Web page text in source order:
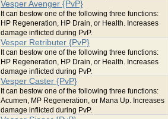
Vesper Avenger {PvP}
It can bestow one of the following three functions:
HP Regeneration, HP Drain, or Health. Increases
damage inflicted during PvP.
Vesper Retributer {PvP}
It can bestow one of the following three functions:
HP Regeneration, HP Drain, or Health. Increases
damage inflicted during PvP.
Vesper Caster {PvP}
It can bestow one of the following three functions:
Acumen, MP Regeneration, or Mana Up. Increases
damage inflicted during PvP.